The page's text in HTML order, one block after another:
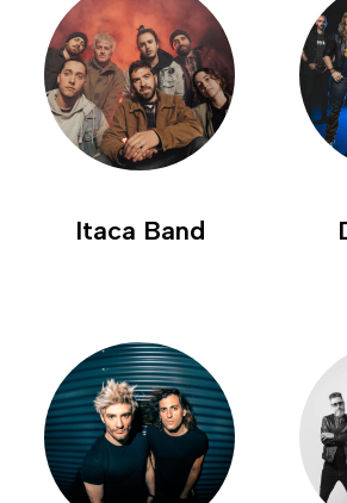
Itaca Band